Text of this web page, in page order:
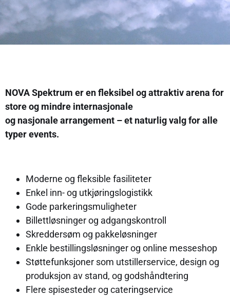
NOVA Spektrum er en fleksibel og attraktiv arena for
store og mindre internasjonale
og nasjonale arrangement – et naturlig valg for alle
typer events.
Moderne og fleksible fasiliteter
Enkel inn- og utkjøringslogistikk
Gode parkeringsmuligheter
Billettløsninger og adgangskontroll
Skreddersøm og pakkeløsninger
Enkle bestillingsløsninger og online messeshop
Støttefunksjoner som utstillerservice, design og
produksjon av stand, og godshåndtering
Flere spisesteder og cateringservice